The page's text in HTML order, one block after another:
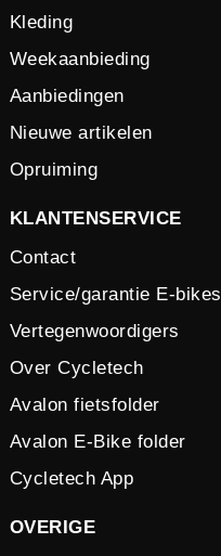
Kleding
Weekaanbieding
Aanbiedingen
Nieuwe artikelen
Opruiming
KLANTENSERVICE
Contact
Service/garantie E-bikes
Vertegenwoordigers
Over Cycletech
Avalon fietsfolder
Avalon E-Bike folder
Cycletech App
OVERIGE